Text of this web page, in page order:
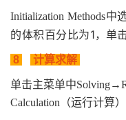
Initialization Methods中
的体积百分比为1，单
8 计算求解
单击主菜单中
Calculation（运行计算）